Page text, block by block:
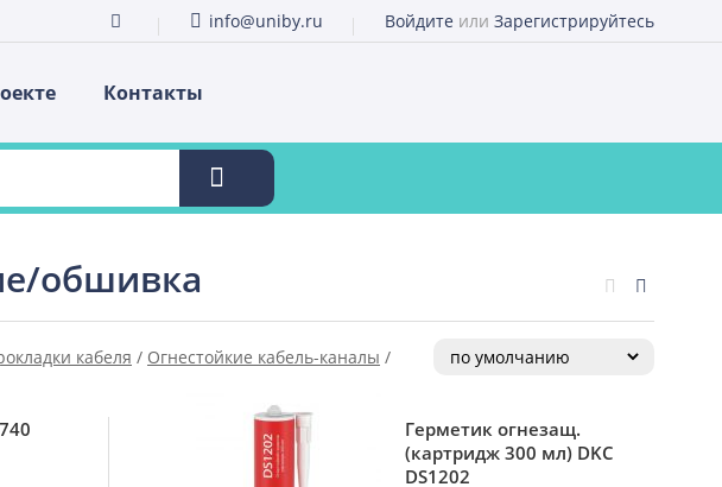
info@uniby.ru Войдите или Зарегистрируйтесь
Контакты
обшивка
кабеля / Огнестойкие кабель-каналы /
Герметик огнезащ.
(картридж 300 мл) DKC
DS1202